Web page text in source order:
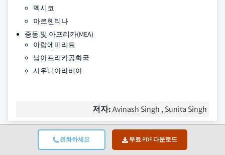
전화하세요 무료 PDF 다운로드
멕시코
아르헨티나
중동 및 아프리카(MEA)
아랍에미리트
남아프리카공화국
사우디아라비아
저자:Avinash Singh , Sunita Singh
자주 묻는 질문(FAQ):